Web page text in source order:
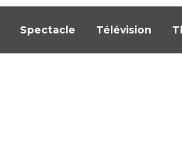
Spectacle Télévision